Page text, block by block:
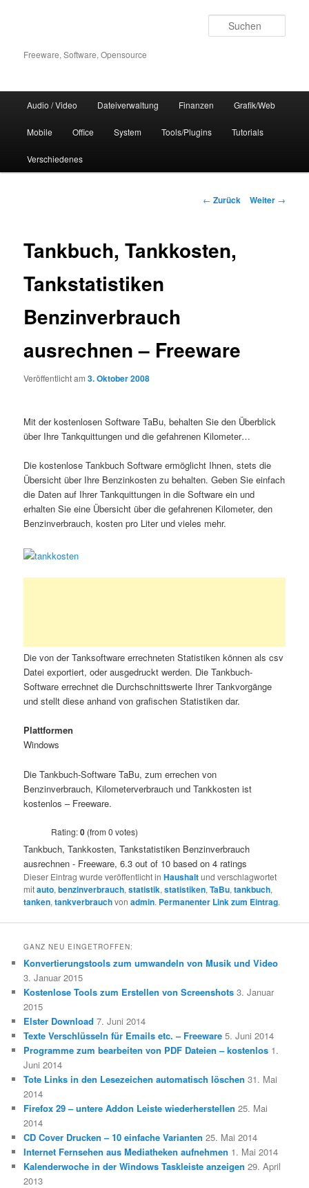
Freeware, Software, Opensource
Audio / Video Dateiverwaltung Finanzen Grafik/Web
Mobile Office System Tools/Plugins Tutorials
Verschiedenes
Beitrags-
← Zurück Weiter →
Tankbuch, Tankkosten,
Tankstatistiken
Benzinverbrauch
ausrechnen – Freeware
Veröffentlicht am3. Oktober 2008
Mit der kostenlosen Software TaBu, behalten Sie den Überblick
über Ihre Tankquittungen und die gefahrenen Kilometer…
Die kostenlose Tankbuch Software ermöglicht Ihnen, stets die
Übersicht über Ihre Benzinkosten zu behalten. Geben Sie einfach
die Daten auf Ihrer Tankquittungen in die Software ein und
erhalten Sie eine Übersicht über die gefahrenen Kilometer, den
Benzinverbrauch, kosten pro Liter und vieles mehr.
Die von der Tanksoftware errechneten Statistiken können als csv
Datei exportiert, oder ausgedruckt werden. Die Tankbuch-
Software errechnet die Durchschnittswerte Ihrer Tankvorgänge
und stellt diese anhand von grafischen Statistiken dar.
Plattformen
Windows
Die Tankbuch-Software TaBu, zum errechen von
Benzinverbrauch, Kilometerverbrauch und Tankkosten ist
kostenlos – Freeware.
Rating:0 (from 0 votes)
Tankbuch, Tankkosten, Tankstatistiken Benzinverbrauch
ausrechnen - Freeware,6.3 out of 10 based on4 ratings
Dieser Eintrag wurde veröffentlicht inHaushaltund verschlagwortet
mitauto,benzinverbrauch,statistik,statistiken,TaBu,tankbuch,
tanken,tankverbrauchvonadmin. Permanenter Link zum Eintrag.
GANZ NEU EINGETROFFEN:
Konvertierungstools zum umwandeln von Musik und Video
3. Januar 2015
Kostenlose Tools zum Erstellen von Screenshots 3. Januar
2015
Elster Download 7. Juni 2014
Texte Verschlüsseln für Emails etc. – Freeware 5. Juni 2014
Programme zum bearbeiten von PDF Dateien – kostenlos 1.
Juni 2014
Tote Links in den Lesezeichen automatisch löschen 31. Mai
2014
Firefox 29 – untere Addon Leiste wiederherstellen 25. Mai
2014
CD Cover Drucken – 10 einfache Varianten 25. Mai 2014
Internet Fernsehen aus Mediatheken aufnehmen 1. Mai 2014
Kalenderwoche in der Windows Taskleiste anzeigen 29. April
2013